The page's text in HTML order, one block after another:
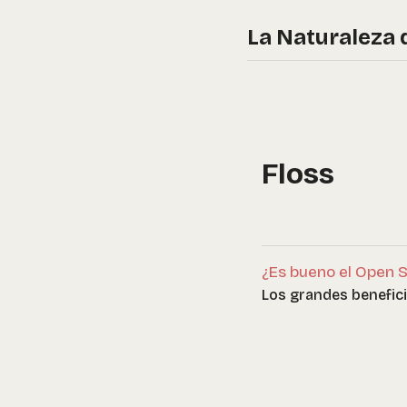
La Naturaleza
Floss
¿Es bueno el Open
Los grandes